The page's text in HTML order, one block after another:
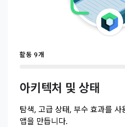
활동 9개
아키텍처 및 상태
탐색, 고급 상태, 부수 효과를
앱을 만듭니다.